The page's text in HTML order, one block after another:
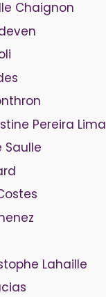
Chaignon
Pereira Lima
Saulle
Lahaille